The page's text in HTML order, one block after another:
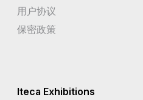
用户协议
保密政策
Iteca Exhibitions